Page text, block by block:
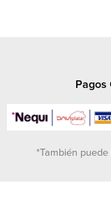
Pagos
*También